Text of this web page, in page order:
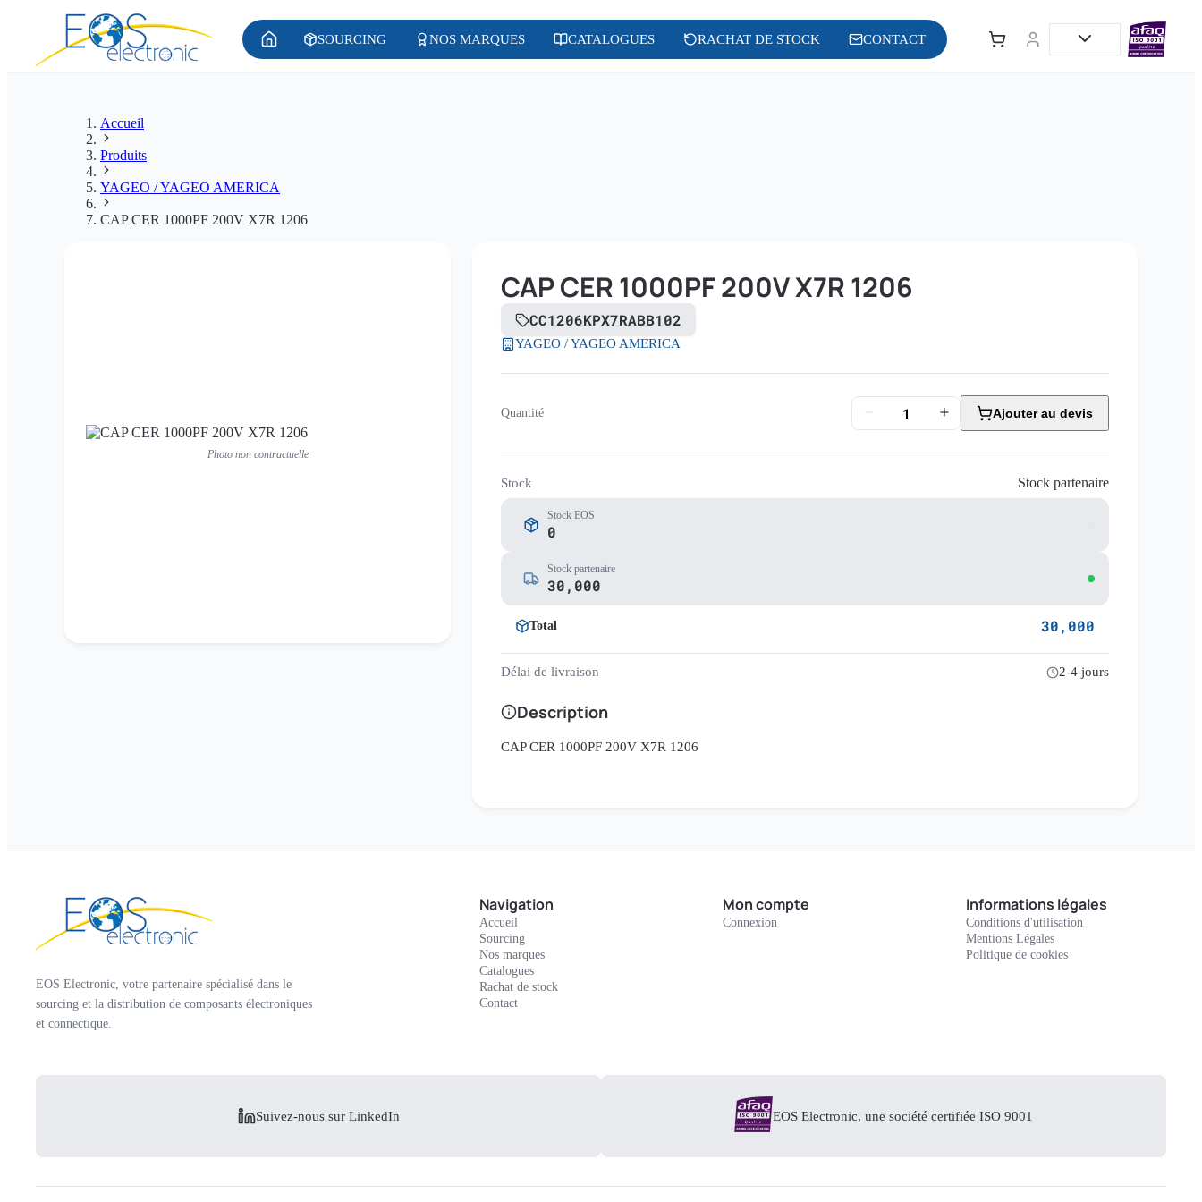
SOURCING NOS MARQUES CATALOGUES RACHAT DE STOCK CONTACT
Accueil
Produits
YAGEO / YAGEO AMERICA
CAP CER 1000PF 200V X7R 1206
Photo non contractuelle
CAP CER 1000PF 200V X7R 1206
CC1206KPX7RABB102
YAGEO / YAGEO AMERICA
Quantité Ajouter au devis
Stock Stock partenaire
Stock EOS
0
Stock partenaire
30,000
Total 30,000
Délai de livraison 2-4 jours
Description
CAP CER 1000PF 200V X7R 1206
EOS Electronic, votre partenaire spécialisé dans le
sourcing et la distribution de composants électroniques
et connectique.
Navigation
Accueil
Sourcing
Nos marques
Catalogues
Rachat de stock
Contact
Mon compte
Connexion
Informations légales
Conditions d'utilisation
Mentions Légales
Politique de cookies
Suivez-nous sur LinkedIn EOS Electronic, une société certifiée ISO 9001